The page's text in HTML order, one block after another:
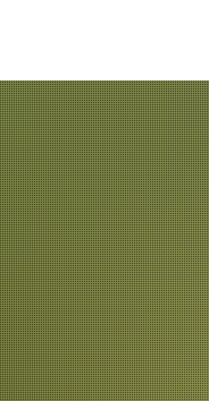
Wohnen, Freizeit &
Stadtportrait
Ortschaften
Vereinsleben
Neuigkeiten aus Moringen und
Übernachten
Essen & Trinken